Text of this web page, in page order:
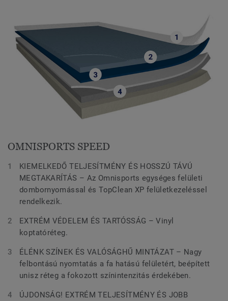
OMNISPORTS SPEED
KIEMELKEDŐ TELJESÍTMÉNY ÉS HOSSZÚ TÁVÚ
MEGTAKARÍTÁS – Az Omnisports egységes felületi
dombornyomással és TopClean XP felületkezeléssel
rendelkezik.
EXTRÉM VÉDELEM ÉS TARTÓSSÁG – Vinyl
koptatóréteg.
ÉLÉNK SZÍNEK ÉS VALÓSÁGHŰ MINTÁZAT – Nagy
felbontású nyomtatás a fa hatású felületért, beépített
unisz réteg a fokozott színintenzitás érdekében.
ÚJDONSÁG! EXTRÉM TELJESÍTMÉNY ÉS JOBB